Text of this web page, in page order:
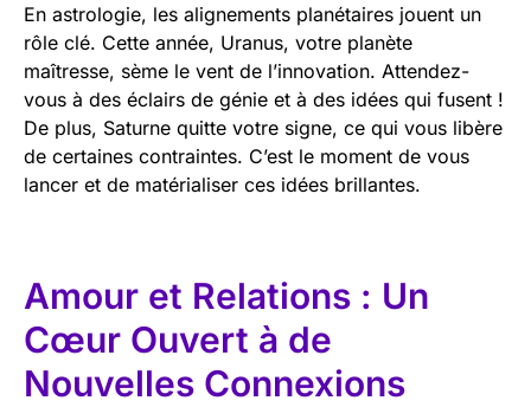
En astrologie, les alignements planétaires jouent un
rôle clé. Cette année, Uranus, votre planète
maîtresse, sème le vent de l’innovation. Attendez-
vous à des éclairs de génie et à des idées qui fusent !
De plus, Saturne quitte votre signe, ce qui vous libère
de certaines contraintes. C’est le moment de vous
lancer et de matérialiser ces idées brillantes.
Amour et Relations : Un
Cœur Ouvert à de
Nouvelles Connexions